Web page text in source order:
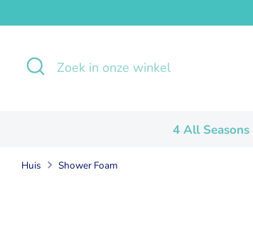
naar
Zoeken
Zoek
4 All Seasons
Huis Shower Foam